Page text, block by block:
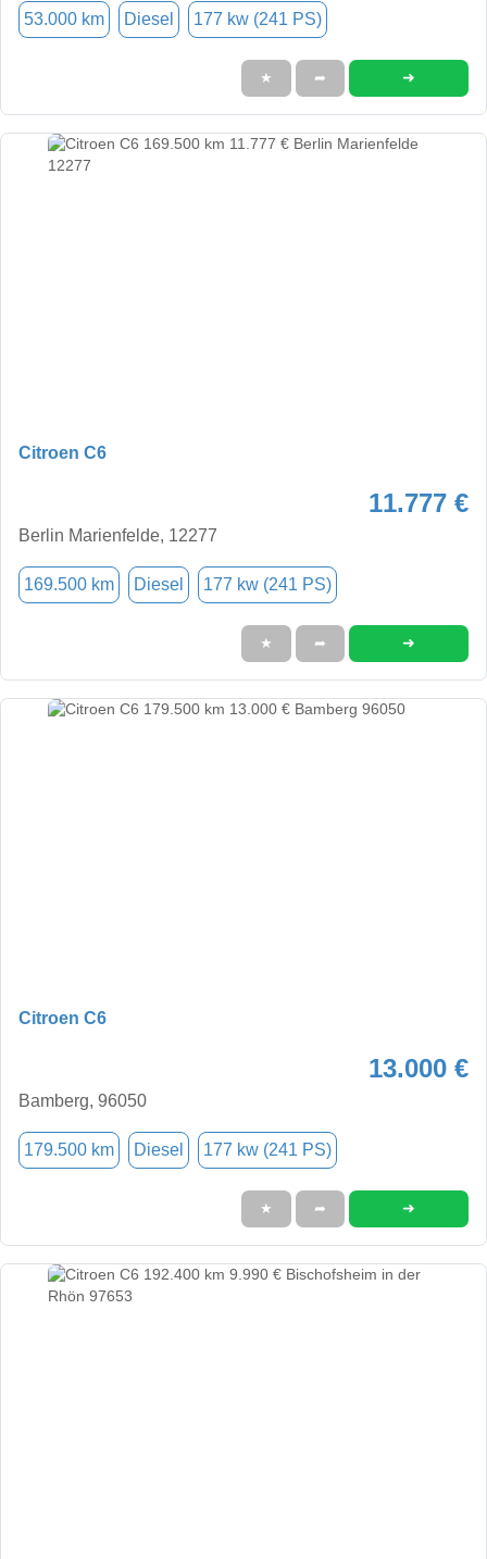
53.000 km Diesel 177 kw (241 PS)
★ ➦ ➜
Citroen C6
11.777 €
Berlin Marienfelde, 12277
169.500 km Diesel 177 kw (241 PS)
★ ➦ ➜
Citroen C6
13.000 €
Bamberg, 96050
179.500 km Diesel 177 kw (241 PS)
★ ➦ ➜